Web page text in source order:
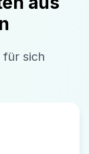
für sich